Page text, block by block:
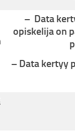
– Data
opiskelija on
– Data kertyy